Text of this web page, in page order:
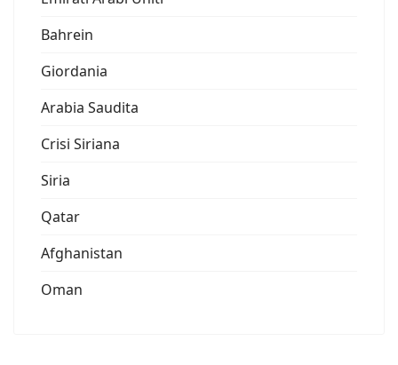
Bahrein
Giordania
Arabia Saudita
Crisi Siriana
Siria
Qatar
Afghanistan
Oman